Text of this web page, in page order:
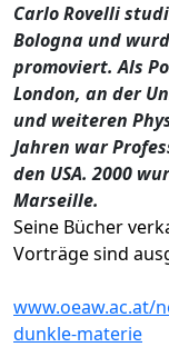
Carlo Rovelli
Bologna und
promoviert. Als
London, an der
und weiteren
Jahren war
den USA. 2000
Marseille.
Seine Bücher
Vorträge sind
www.oeaw.ac.at/
dunkle-materie